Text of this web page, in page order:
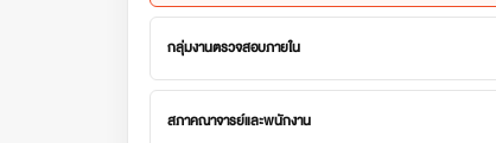
กลุ่มงานตรวจสอบภายใน
สภาคณาจารย์และพนักงาน